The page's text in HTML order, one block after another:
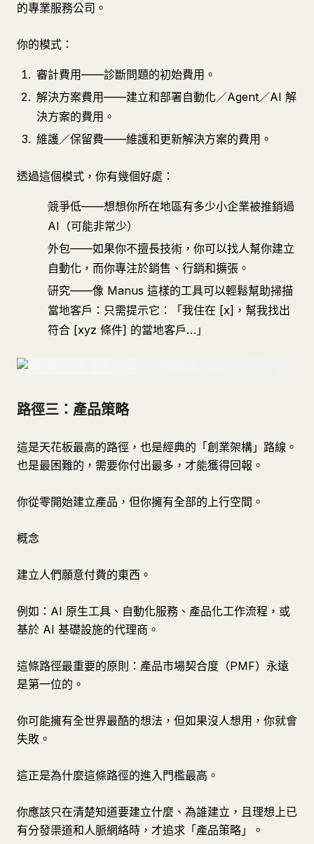
的專業服務公司。
你的模式：
審計費用——診斷問題的初始費用。
解決方案費用——建立和部署自動化／Agent／AI 解
決方案的費用。
維護／保留費——維護和更新解決方案的費用。
透過這個模式，你有幾個好處：
競爭低——想想你所在地區有多少小企業被推銷過
AI（可能非常少）
外包——如果你不擅長技術，你可以找人幫你建立
自動化，而你專注於銷售、行銷和擴張。
研究——像 Manus 這樣的工具可以輕鬆幫助掃描
當地客戶：只需提示它：「我住在 [x]，幫我找出
符合 [xyz 條件] 的當地客戶…」
路徑三：產品策略
這是天花板最高的路徑，也是經典的「創業架構」路線。
也是最困難的，需要你付出最多，才能獲得回報。
你從零開始建立產品，但你擁有全部的上行空間。
概念
建立人們願意付費的東西。
例如：AI 原生工具、自動化服務、產品化工作流程，或
基於 AI 基礎設施的代理商。
這條路徑最重要的原則：產品市場契合度（PMF）永遠
是第一位的。
你可能擁有全世界最酷的想法，但如果沒人想用，你就會
失敗。
這正是為什麼這條路徑的進入門檻最高。
你應該只在清楚知道要建立什麼、為誰建立，且理想上已
有分發渠道和人脈網絡時，才追求「產品策略」。